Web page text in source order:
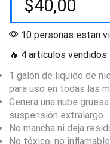
$40,00
10 personas estan
🔥 4 artículos
1 galón de liquido de
para uso en todas las
Genera una nube
suspensión extralargo
No mancha ni deja
No tóxico, no